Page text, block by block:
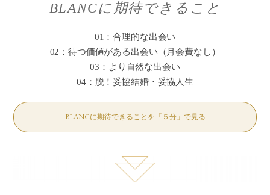
BLANCに期待できること
01：合理的な出会い
02：待つ価値がある出会い（月会費なし）
03：より自然な出会い
04：脱！妥協結婚・妥協人生
BLANCに期待できることを「５分」で見る